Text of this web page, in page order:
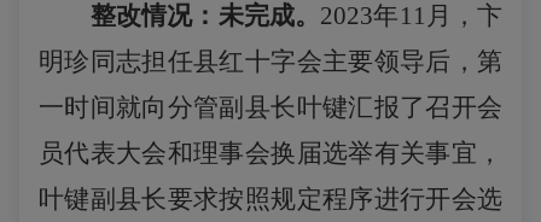
整改情况：未完成。 2023年11月，卞
明珍同志担任县红十字会主要领导后，第
一时间就向分管副县长叶键汇报了召开会
员代表大会和理事会换届选举有关事宜，
叶键副县长要求按照规定程序进行开会选